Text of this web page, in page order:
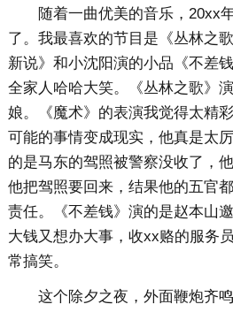
随着一曲优美的音乐，20xx
了。我最喜欢的节目是《丛林之
新说》和小沈阳演的小品《不差
全家人哈哈大笑。《丛林之歌》
娘。《魔术》的表演我觉得太精
可能的事情变成现实，他真是太
的是马东的驾照被警察没收了，
他把驾照要回来，结果他的五官
责任。《不差钱》演的是赵本山
大钱又想办大事，收xx赂的服务
常搞笑。
这个除夕之夜，外面鞭炮齐